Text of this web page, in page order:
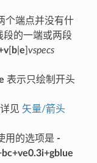
个端点并没有什
的一端或两段
[ b| e vspecs
表示只绘制开头
见 矢量/箭头
用的选项是 -